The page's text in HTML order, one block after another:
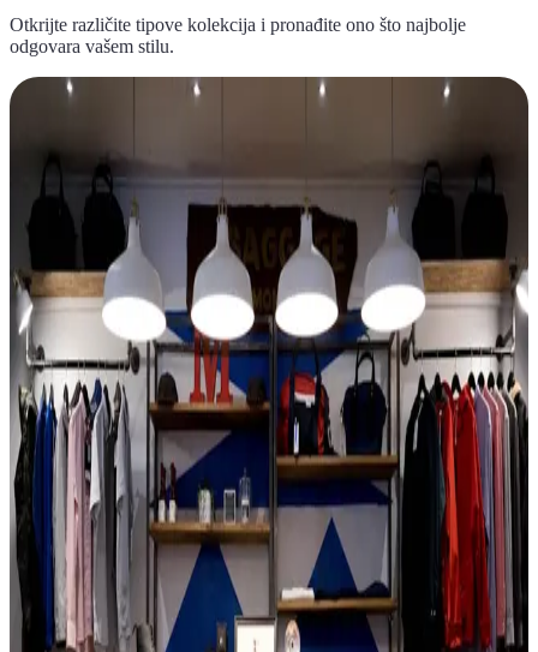
Otkrijte različite tipove kolekcija i pronađite ono što najbolje
odgovara vašem stilu.
Second hand